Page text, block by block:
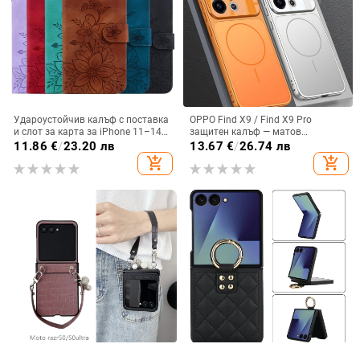
Удароустойчив калъф с поставка
и слот за карта за iPhone 11–14
Pro Max, изкуствена кожа,
11.86 €/23.20 лв
add_shopping_cart
OPPO Find X9 / Find X9 Pro
защитен калъф — матов
пластмасов, минималистичен
стил, против изпускане, магнитно
зареждане, възможност за
13.67 €/26.74 лв
add_shopping_cart